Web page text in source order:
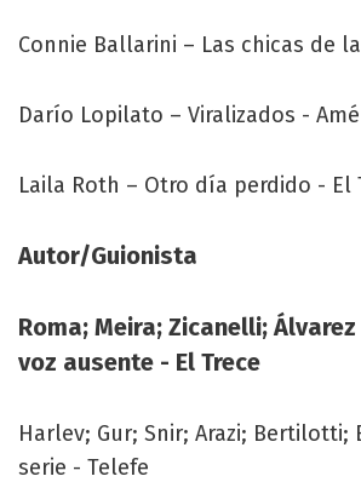
Connie Ballarini – Las chicas de
Darío Lopilato – Viralizados -
Laila Roth – Otro día perdido - El
Autor/Guionista
Roma; Meira; Zicanelli;
voz ausente - El Trece
Harlev; Gur; Snir; Arazi; Bertilotti;
serie - Telefe